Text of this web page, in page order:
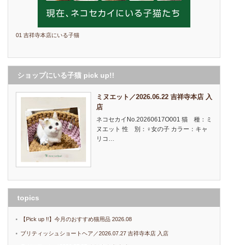
01 吉祥寺本店にいる子猫
ショップにいる子猫 pick up!!
ミヌエット／2026.06.22 吉祥寺本店 入
店
ネコセカイNo.20260617O001 猫 種：ミ
ヌエット 性 別：♀女の子 カラー：キャ
リコ…
topics
【Pick up !!】今月のおすすめ猫用品 2026.08
ブリティッシュショートヘア／2026.07.27 吉祥寺本店 入店